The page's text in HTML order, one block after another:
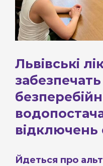
Львівські
забезпечать
відключень
Йдеться про